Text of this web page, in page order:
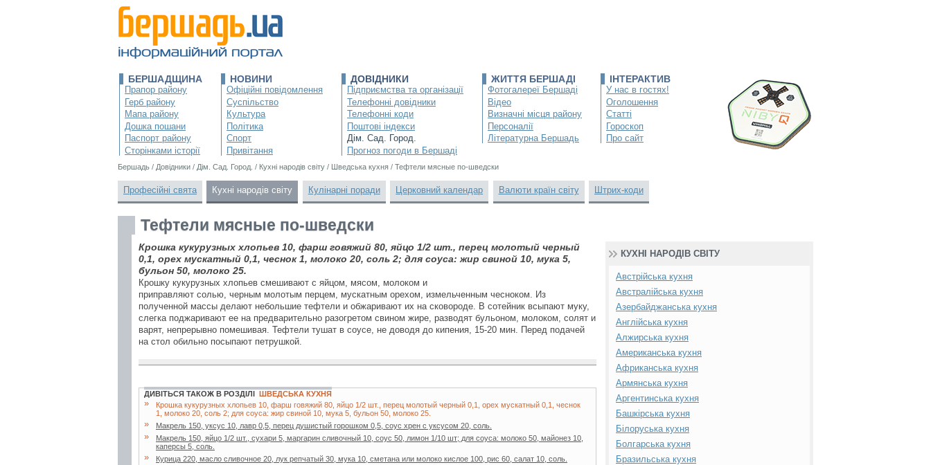
БЕРШАДЩИНА
Прапор району
Герб району
Мапа району
Дошка пошани
Паспорт району
Сторінками історії
НОВИНИ
Офіційні повідомлення
Суспільство
Культура
Політика
Спорт
Привітання
ДОВІДНИКИ
Підприємства та організації
Телефонні довідники
Телефонні коди
Поштові індекси
Дім. Сад. Город.
Прогноз погоди в Бершаді
ЖИТТЯ БЕРШАДІ
Фотогалереї Бершаді
Відео
Визначні місця району
Персоналії
Літературна Бершадь
ІНТЕРАКТИВ
У нас в гостях!
Оголошення
Статті
Гороскоп
Про сайт
Бершадь / Довідники / Дім. Сад. Город. / Кухні народів світу / Шведська кухня / Тефтели мясные по-шведски
Професійні свята Кухні народів світу Кулінарні поради Церковний календар Валюти країн світу Штрих-коди
Тефтели мясные по-шведски
Крошка кукурузных хлопьев 10, фарш говяжий 80, яйцо 1/2 шт., перец молотый черный
0,1, орех мускатный 0,1, чеснок 1, молоко 20, соль 2; для соуса: жир свиной 10, мука 5,
бульон 50, молоко 25.
Крошку кукурузных хлопьев смешивают с яйцом, мясом, молоком и
приправляют солью, черным молотым перцем, мускатным орехом, измельченным чесноком. Из
полученной массы делают небольшие тефтели и обжаривают их на сковороде. В сотейник всыпают муку,
слегка поджаривают ее на предварительно разогретом свином жире, разводят бульоном, молоком, солят и
варят, непрерывно помешивая. Тефтели тушат в соусе, не доводя до кипения, 15-20 мин. Перед подачей
на стол обильно посыпают петрушкой.
ДИВІТЬСЯ ТАКОЖ В РОЗДІЛІ ШВЕДСЬКА КУХНЯ
»
Крошка кукурузных хлопьев 10, фарш говяжий 80, яйцо 1/2 шт., перец молотый черный 0,1, орех мускатный 0,1, чеснок
1, молоко 20, соль 2; для соуса: жир свиной 10, мука 5, бульон 50, молоко 25.
» Макрель 150, уксус 10, лавр 0,5, перец душистый горошком 0,5, соус хрен с уксусом 20, соль.
»
Макрель 150, яйцо 1/2 шт., сухари 5, маргарин сливочный 10, соус 50, лимон 1/10 шт; для соуса: молоко 50, майонез 10,
каперсы 5, соль.
» Курица 220, масло сливочное 20, лук репчатый 30, мука 10, сметана или молоко кислое 100, рис 60, салат 10, соль.
КУХНІ НАРОДІВ СВІТУ
Австрійська кухня
Австралійська кухня
Азербайджанська кухня
Англійська кухня
Алжирська кухня
Американська кухня
Африканська кухня
Армянська кухня
Аргентинська кухня
Башкірська кухня
Білоруська кухня
Болгарська кухня
Бразильська кухня